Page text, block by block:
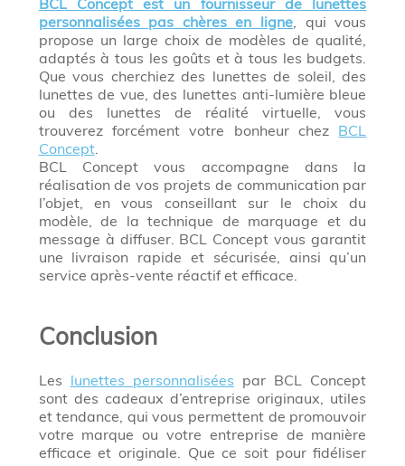
personnalisées pas chères en ligne , qui vous
propose un large choix de modèles de qualité,
adaptés à tous les goûts et à tous les budgets.
Que vous cherchiez des lunettes de soleil, des
lunettes de vue, des lunettes anti-lumière bleue
ou des lunettes de réalité virtuelle, vous
trouverez forcément votre bonheur chez BCL
Concept.
BCL Concept vous accompagne dans la
réalisation de vos projets de communication par
l’objet, en vous conseillant sur le choix du
modèle, de la technique de marquage et du
message à diffuser. BCL Concept vous garantit
une livraison rapide et sécurisée, ainsi qu’un
service après-vente réactif et efficace.
Conclusion
Les lunettes personnalisées par BCL Concept
sont des cadeaux d’entreprise originaux, utiles
et tendance, qui vous permettent de promouvoir
votre marque ou votre entreprise de manière
efficace et originale. Que ce soit pour fidéliser